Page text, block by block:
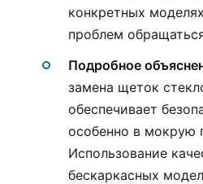
конкретных
проблем
Подробное
замена щеток
обеспечивает
особенно в мокрую
Использование
бескаркасных